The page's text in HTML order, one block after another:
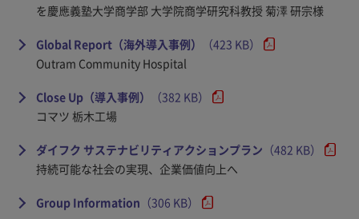
を慶應義塾大学商学部 大学院商学研究科教授 菊澤 研宗様
Global Report（海外導入事例）
（423 KB）
Outram Community Hospital
Close Up（導入事例）
（382 KB）
コマツ 栃木工場
ダイフク サステナビリティアクションプラン （482 KB）
持続可能な社会の実現、企業価値向上へ
Group Information （306 KB）